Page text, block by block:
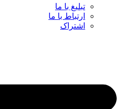
تبلیغ با ما
ارتباط با ما
اشتراک